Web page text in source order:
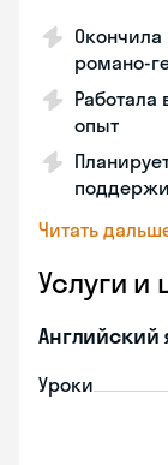
Окончила
романо-
Работала
опыт
Читать
Услуги и
Английский
Уроки